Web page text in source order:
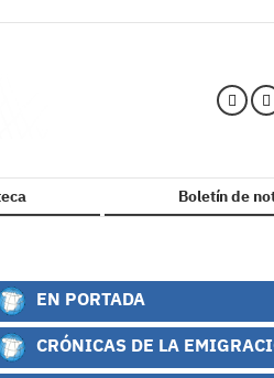
Boletín de
EN PORTADA
CRÓNICAS DE LA